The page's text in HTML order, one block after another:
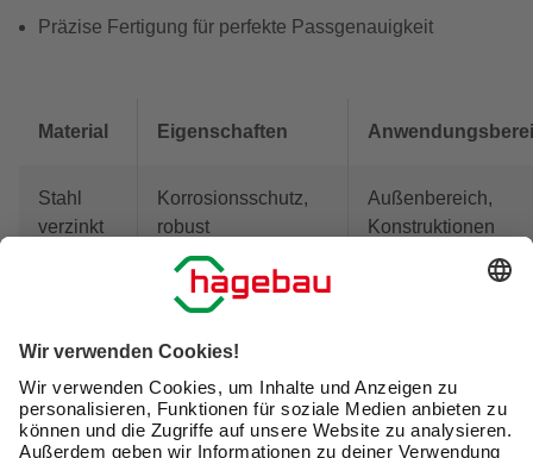
Präzise Fertigung für perfekte Passgenauigkeit
Material Eigenschaften
Stahl
verzinkt
Korrosionsschutz,
robust
Außenbereich,
Konstruktionen
Rostfrei, hygienisch
Schwarz
brüniert
Optisch
ansprechend,
Standard
Maschinenbau,
Innenbereich